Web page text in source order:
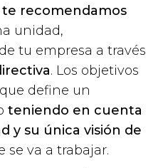
te recomendamos
unidad,
tu empresa a través
. Los objetivos
define un
teniendo en cuenta
y su única visión de
se va a trabajar.